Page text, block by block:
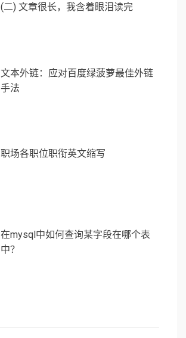
(二) 文章很长，我含着眼泪读完
文本外链：应对百度绿菠萝最佳外链
手法
职场各职位职衔英文缩写
在mysql中如何查询某字段在哪个表
中？